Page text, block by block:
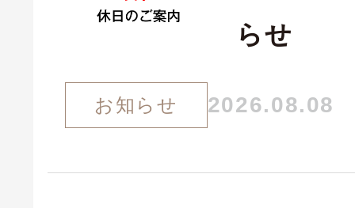
らせ
お知らせ 2026.08.08